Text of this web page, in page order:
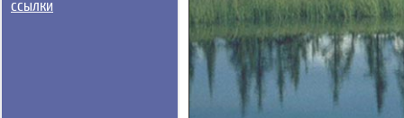
ссылки